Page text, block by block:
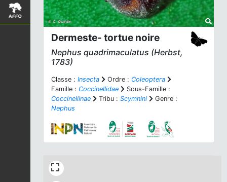
Dermeste- tortue noire
Nephus quadrimaculatus (Herbst,
1783)
Classe : Insecta Ordre : Coleoptera
Famille : Coccinellidae
Sous-Famille :
Coccinellinae
Tribu : Scymnini
Genre :
Nephus